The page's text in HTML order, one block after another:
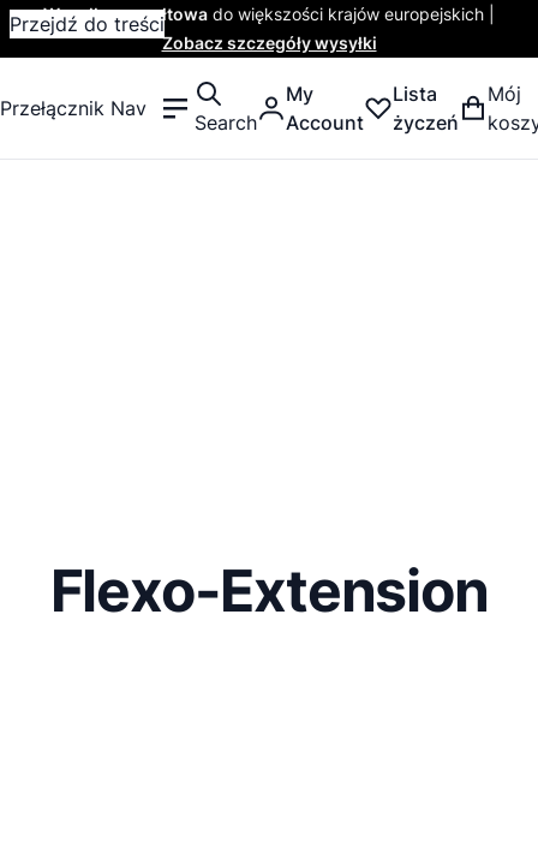
Przejdź do treści
Wysyłka ryczałtowa do większości krajów europejskich |
Zobacz szczegóły wysyłki
Przełącznik Nav
Search
My
Account
Lista
życzeń
Mój
Flexo-Extension